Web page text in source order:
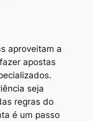
aproveitam a
apostas
seja
regras do
é um passo